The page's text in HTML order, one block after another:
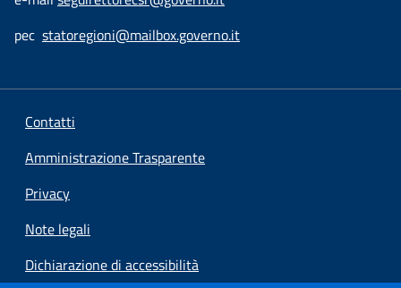
pec statoregioni@mailbox.governo.it
Contatti
Amministrazione Trasparente
Privacy
Note legali
Dichiarazione di accessibilità